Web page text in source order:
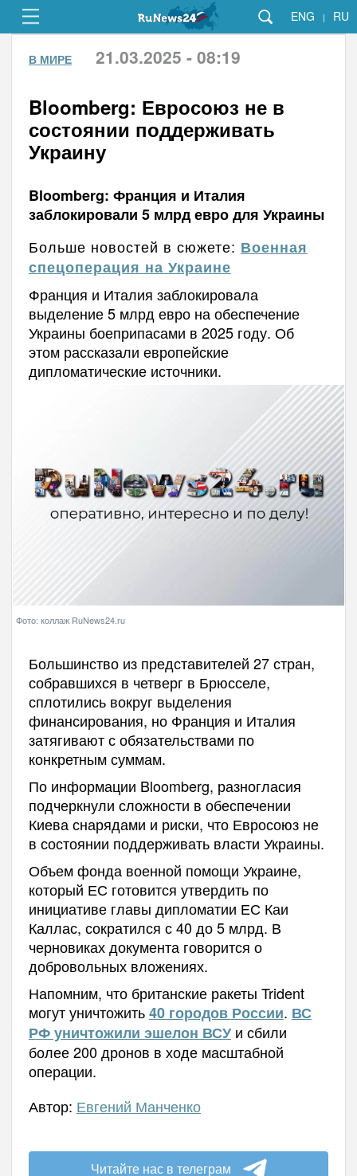
ENG | RU
В МИРЕ 21.03.2025 - 08:19
Bloomberg: Евросоюз не в
состоянии поддерживать
Украину
Bloomberg: Франция и Италия
заблокировали 5 млрд евро для Украины
Больше новостей в сюжете: Военная
спецоперация на Украине
Франция и Италия заблокировала
выделение 5 млрд евро на обеспечение
Украины боеприпасами в 2025 году. Об
этом рассказали европейские
дипломатические источники.
Фото: коллаж RuNews24.ru
Большинство из представителей 27 стран,
собравшихся в четверг в Брюсселе,
сплотились вокруг выделения
финансирования, но Франция и Италия
затягивают с обязательствами по
конкретным суммам.
По информации Bloomberg, разногласия
подчеркнули сложности в обеспечении
Киева снарядами и риски, что Евросоюз не
в состоянии поддерживать власти Украины.
Объем фонда военной помощи Украине,
который ЕС готовится утвердить по
инициативе главы дипломатии ЕС Каи
Каллас, сократился с 40 до 5 млрд. В
черновиках документа говорится о
добровольных вложениях.
Напомним, что британские ракеты Trident
могут уничтожить40 городов России. ВС
РФ уничтожили эшелон ВСУи сбили
более 200 дронов в ходе масштабной
операции.
Автор: Евгений Манченко
Читайте нас в телеграм